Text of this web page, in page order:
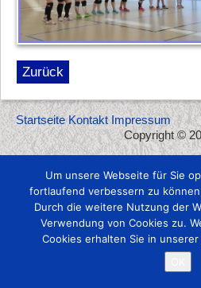
Zurück
Startseite Kontakt Impressum
Copyright ©
Um unsere Webseite für Sie
fortlaufend verbessern zu
Durch die weitere Nutzung der
Verwendung von Cookies zu.
Cookies erhalten Sie in unserer